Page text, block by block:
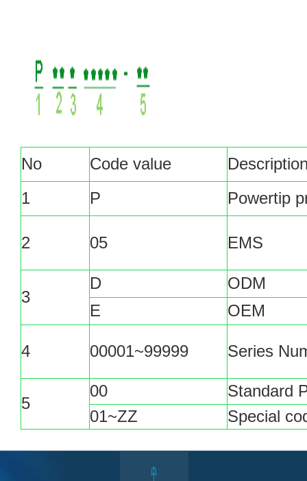
No Code value
1
P Powertip
2 05 EMS
3
D
ODM
E
OEM
4 00001~99999 Series
5
00
Standard
01~ZZ
Special